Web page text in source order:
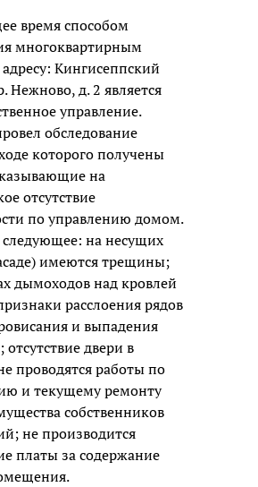
время способом
многоквартирным
Кингисеппский
Нежново, д. 2 является
управление.
обследование
которого получены
на
отсутствие
по управлению домом.
на несущих
имеются трещины;
дымоходов над кровлей
расслоения рядов
и выпадения
двери в
проводятся работы по
и текущему ремонту
собственников
не производится
платы за содержание